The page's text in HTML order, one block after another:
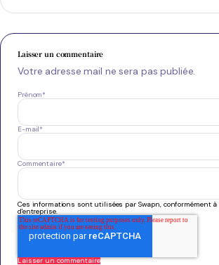
Laisser un commentaire
Votre adresse mail ne sera pas publiée.
Prénom*
E-mail*
Commentaire*
Ces informations sont utilisées par Swapn, conformément à
d'entreprise.